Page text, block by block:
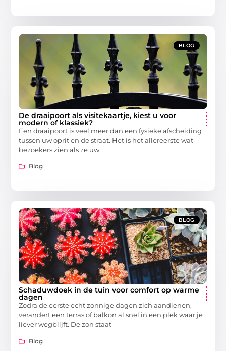
BLOG
De draaipoort als visitekaartje, kiest u voor
modern of klassiek?
Een draaipoort is veel meer dan een fysieke afscheiding
tussen uw oprit en de straat. Het is het allereerste wat
bezoekers zien als ze uw
Blog
BLOG
Schaduwdoek in de tuin voor comfort op warme
dagen
Zodra de eerste echt zonnige dagen zich aandienen,
verandert een terras of balkon al snel in een plek waar je
liever wegblijft. De zon staat
Blog